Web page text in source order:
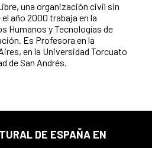
una organización civil sin
año 2000 trabaja en la
Humanos y Tecnologías de
Es Profesora en la
en la Universidad Torcuato
de San Andrés.
DE ESPAÑA EN